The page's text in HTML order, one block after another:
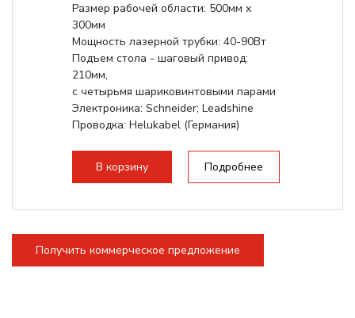
Размер рабочей области: 500мм х
300мм
Мощность лазерной трубки: 40-90Вт
Подъем стола - шаговый привод:
210мм,
с четырьмя шариковинтовыми парами
Электроника: Schneider; Leadshine
Проводка: Helukabel (Германия)
В корзину
Подробнее
Получить коммерческое предложение